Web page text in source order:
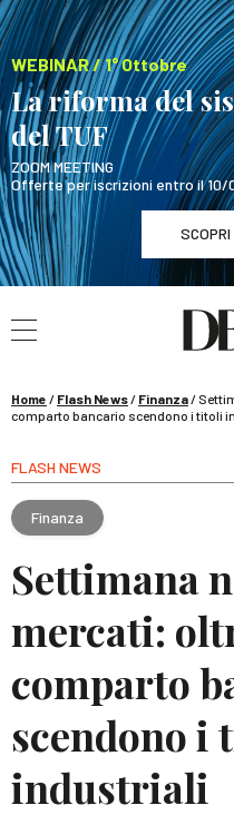
WEBINAR / 1° Ottobre
La riforma del
del TUF
ZOOM MEETING
Offerte per iscrizioni entro il 10/
WEBINAR
La riforma del sistema
Home / Flash News/ Finanza/
comparto bancario scendono i titoli
FLASH NEWS
Finanza
Settimana
mercati:
comparto
scendono i
industriali